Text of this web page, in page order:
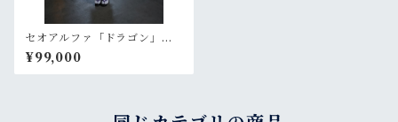
セオアルファ「ドラゴン」グ
レー【羽織 プレタ 仕立て
上がり】
¥99,000